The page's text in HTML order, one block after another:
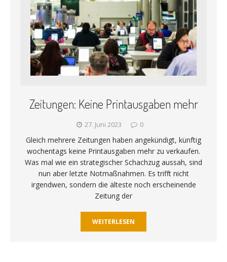
Zeitungen: Keine Printausgaben mehr
27. Juni 2023 0
Gleich mehrere Zeitungen haben angekündigt, künftig
wochentags keine Printausgaben mehr zu verkaufen.
Was mal wie ein strategischer Schachzug aussah, sind
nun aber letzte Notmaßnahmen. Es trifft nicht
irgendwen, sondern die älteste noch erscheinende
Zeitung der
WEITERLESEN